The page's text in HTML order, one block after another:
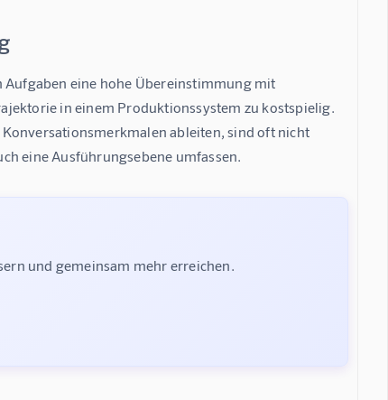
eine hohe Übereinstimmung mit
in einem Produktionssystem zu kostspielig.
ableiten, sind oft nicht
eine Ausführungsebene umfassen.
und gemeinsam mehr erreichen.